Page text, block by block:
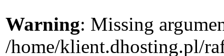
Warning: Missing
/home/klient.dhosting.pl/